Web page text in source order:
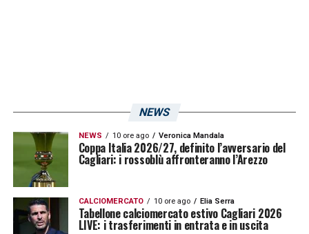
NEWS
NEWS 10 ore ago Veronica Mandala
Coppa Italia 2026/27, definito l’avversario del
Cagliari: i rossoblù affronteranno l’Arezzo
CALCIOMERCATO 10 ore ago Elia Serra
Tabellone calciomercato estivo Cagliari 2026
LIVE: i trasferimenti in entrata e in uscita